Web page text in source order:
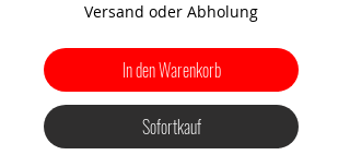
Versand oder Abholung
In den Warenkorb
Sofortkauf